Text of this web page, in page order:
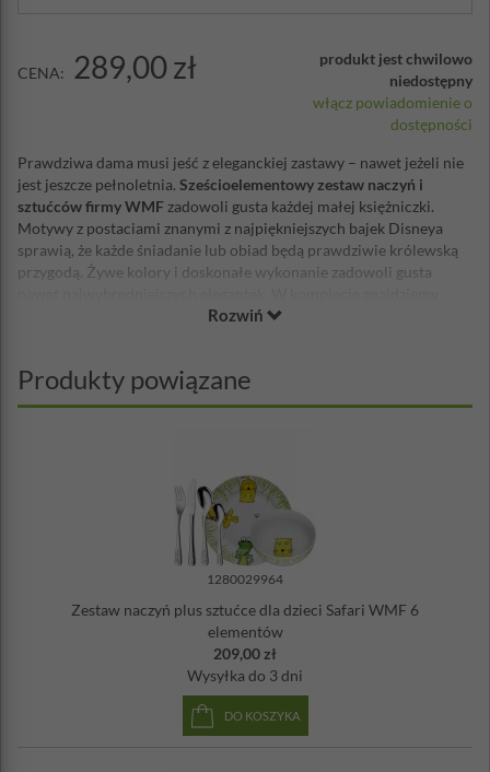
CENA: 289,00 zł
produkt jest chwilowo
niedostępny
włącz powiadomienie o
dostępności
Prawdziwa dama musi jeść z eleganckiej zastawy – nawet jeżeli nie
jest jeszcze pełnoletnia. Sześcioelementowy zestaw naczyń i
sztućców firmy WMF zadowoli gusta każdej małej księżniczki.
Motywy z postaciami znanymi z najpiękniejszych bajek Disneya
sprawią, że każde śniadanie lub obiad będą prawdziwie królewską
przygodą. Żywe kolory i doskonałe wykonanie zadowoli gusta
talerzyk o średnicy 18 cm, miseczkę o średnicy 13,5 cm, łyżkę,
Naczynia wykonano z wytrzymałej porcelany, a do stworzenia
sztućców użyto szlachetnej stali nierdzewnej. Wszystkie części
doskonała jakość wykonania i dbałość o bezpieczeństwo dziecka.
Idealny prezent dla przyszłej cesarzowej!
Materiał: porcelana, stal nierdzewna 18/10
talerzyk, średnica 18 cm
miseczka, średnica 13,5 cm
łyżeczka 13 cm
Można myć w zmywarce
Rozwiń
Produkty powiązane
1280029964
Zestaw naczyń plus sztućce dla dzieci Safari WMF 6
elementów
209,00 zł
Wysyłka do 3 dni
DO KOSZYKA